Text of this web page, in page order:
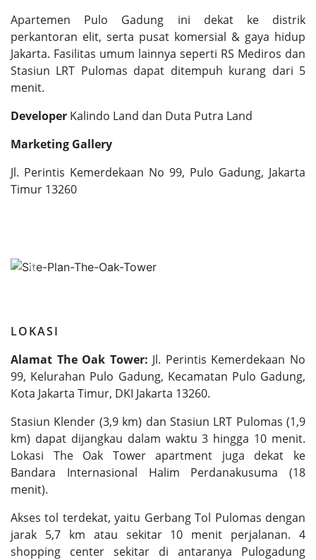
Apartemen Pulo Gadung ini dekat ke distrik
perkantoran elit, serta pusat komersial & gaya hidup
Jakarta. Fasilitas umum lainnya seperti RS Mediros dan
Stasiun LRT Pulomas dapat ditempuh kurang dari 5
menit.
Developer Kalindo Land dan Duta Putra Land
Marketing Gallery
Jl. Perintis Kemerdekaan No 99, Pulo Gadung, Jakarta
Timur 13260
Previous
LOKASI
Alamat The Oak Tower: Jl. Perintis Kemerdekaan No
99, Kelurahan Pulo Gadung, Kecamatan Pulo Gadung,
Kota Jakarta Timur, DKI Jakarta 13260.
Stasiun Klender (3,9 km) dan Stasiun LRT Pulomas (1,9
km) dapat dijangkau dalam waktu 3 hingga 10 menit.
Lokasi The Oak Tower apartment juga dekat ke
Bandara Internasional Halim Perdanakusuma (18
menit).
Akses tol terdekat, yaitu Gerbang Tol Pulomas dengan
jarak 5,7 km atau sekitar 10 menit perjalanan. 4
shopping center sekitar di antaranya Pulogadung